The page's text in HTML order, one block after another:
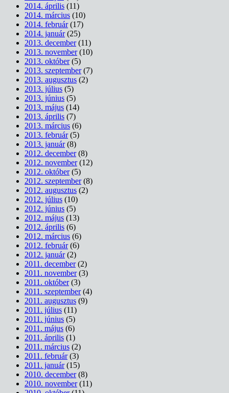
2014. április (11)
2014. március (10)
2014. február(17)
2014. január(25)
2013. december(11)
2013. november(10)
2013. október(5)
2013. szeptember(7)
2013. augusztus (2)
2013. július (5)
2013. június (5)
2013. május (14)
2013. április (7)
2013. március (6)
2013. február(5)
2013. január(8)
2012. december(8)
2012. november(12)
2012. október(5)
2012. szeptember(8)
2012. augusztus (2)
2012. július (10)
2012. június (5)
2012. május (13)
2012. április (6)
2012. március (6)
2012. február(6)
2012. január(2)
2011. december(2)
2011. november(3)
2011. október(3)
2011. szeptember(4)
2011. augusztus (9)
2011. július (11)
2011. június (5)
2011. május (6)
2011. április (1)
2011. március (2)
2011. február(3)
2011. január(15)
2010. december(8)
2010. november(11)